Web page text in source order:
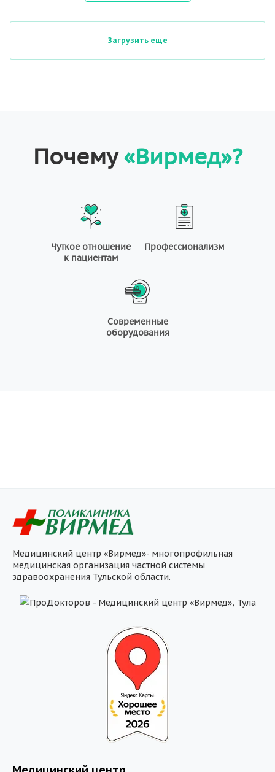
Загрузить еще
Почему«Вирмед»?
Чуткое отношение
к пациентам
Профессионализм
Современные
оборудования
Медицинский центр «Вирмед»- многопрофильная
медицинская организация частной системы
здравоохранения Тульской области.